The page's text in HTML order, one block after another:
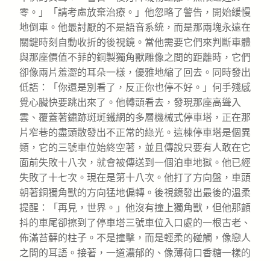
零。」「請考慮放棄治療。」他忽略了警告，開始緩慢
地倒車。他最討厭的不是語音系統，而是那兩塊永遠在
關鍵時刻自動收折的後視鏡。當他需要它們來判斷車體
與那座價值不菲的銅製獨角獸雕像之間的距離時，它們
卻像兩片羞澀的耳朵一樣，優雅地縮了回去。同時發出
低語：「你還是別看了，反正你也停不好。」何手殘感
覺心臟快要跳出來了。他轉頭看去，發現那座高聳入
雲、覆蓋著鏽跡斑斑鐵網的多層機械式停車塔，正在那
片窄巷的盡頭散發出不正常的綠光。這棟停車塔是個異
類，它的三號車位始終空著，並且傳說只要有人敢在它
面前失敗十八次，就會被傳送到一個泊車地獄。他已經
失敗了十七次。現在是第十八次。他打了方向盤，車頭
朝著銅獨角獸的方向猛地偏轉。後視鏡發出最後的溫柔
提醒：「再見，世界。」他沒有撞上獨角獸，但他那顫
抖的車尾卻擦到了停車塔三號車位入口處的一根古老、
佈滿苔蘚的柱子。不是撞擊，而是輕柔的碰觸，像戀人
之間的耳語。接著，一道濃郁的、像薄荷口香糖一樣的